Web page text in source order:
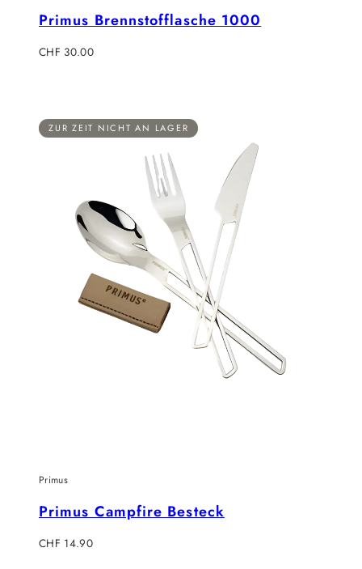
Primus Brennstofflasche 1000
Regulärer
CHF 30.00
ZUR ZEIT NICHT AN LAGER
Primus
Primus Campfire Besteck
Regulärer
CHF 14.90